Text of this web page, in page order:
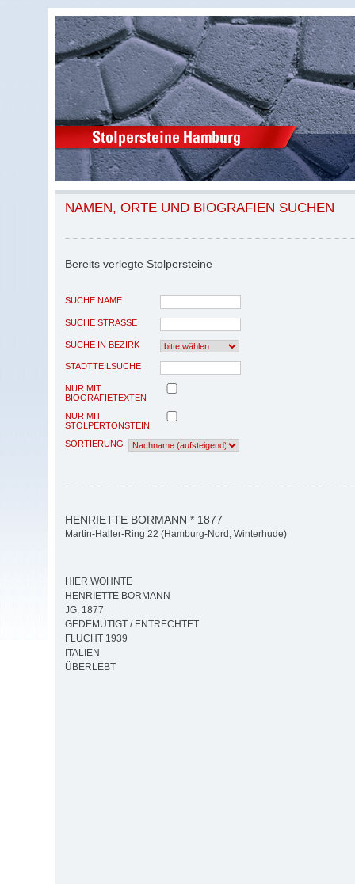
NAMEN, ORTE UND BIOGRAFIEN SUCHEN
Bereits verlegte Stolpersteine
SUCHE NAME
SUCHE STRASSE
SUCHE IN BEZIRK
STADTTEILSUCHE
NUR MIT
BIOGRAFIETEXTEN
NUR MIT
STOLPERTONSTEIN
SORTIERUNG
HENRIETTE BORMANN * 1877
Martin-Haller-Ring 22 (Hamburg-Nord, Winterhude)
HIER WOHNTE
HENRIETTE BORMANN
JG. 1877
GEDEMÜTIGT / ENTRECHTET
FLUCHT 1939
ITALIEN
ÜBERLEBT